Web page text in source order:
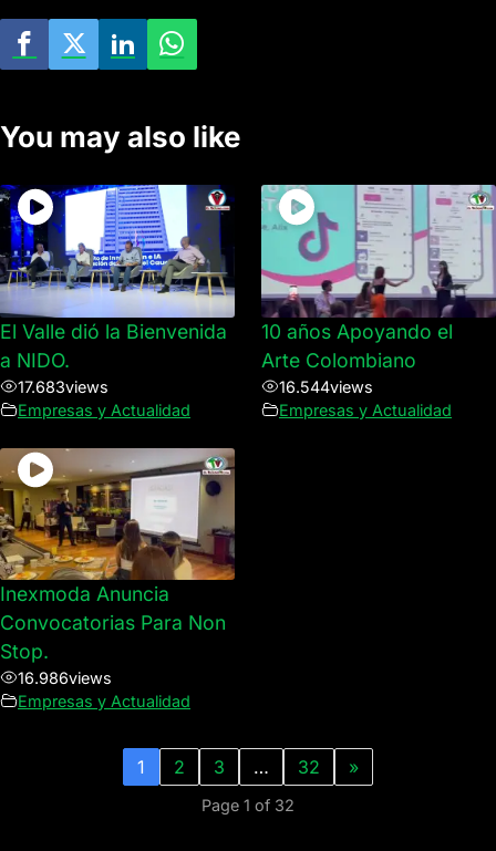
You may also like
El Valle dió la Bienvenida
a NIDO.
17.683views
Empresas y Actualidad
10 años Apoyando el
Arte Colombiano
16.544views
Empresas y Actualidad
Inexmoda Anuncia
Convocatorias Para Non
Stop.
16.986views
Empresas y Actualidad
1 2 3 … 32 »
Page 1 of 32